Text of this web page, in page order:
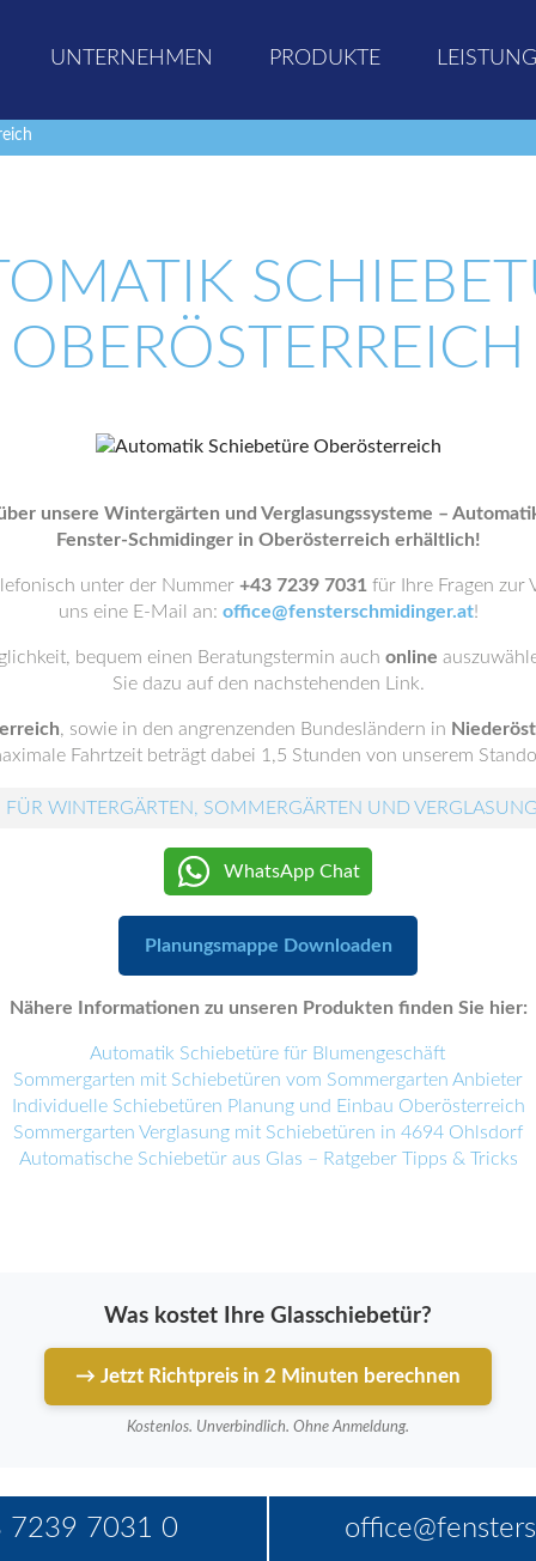
UNTERNEHMEN PRODUKTE
OBERÖSTERREICH
unsere Wintergärten und Verglasungssysteme –
Fenster-Schmidinger in Oberösterreich erhältlich!
unter der Nummer +43 7239 7031 für Ihre Fragen zur
uns eine E-Mail an: office@fensterschmidinger.at!
bequem einen Beratungstermin auch online
Sie dazu auf den nachstehenden Link.
, sowie in den angrenzenden Bundesländern in
Fahrtzeit beträgt dabei 1,5 Stunden von unserem
WINTERGÄRTEN, SOMMERGÄRTEN UND
WhatsApp Chat
Planungsmappe Downloaden
Nähere Informationen zu unseren Produkten finden Sie hier:
Automatik Schiebetüre für Blumengeschäft
Sommergarten mit Schiebetüren vom Sommergarten Anbieter
Individuelle Schiebetüren Planung und Einbau Oberösterreich
Sommergarten Verglasung mit Schiebetüren in 4694 Ohlsdorf
Automatische Schiebetür aus Glas – Ratgeber Tipps & Tricks
Was kostet Ihre Glasschiebetür?
→ Jetzt Richtpreis in 2 Minuten berechnen
Kostenlos. Unverbindlich. Ohne Anmeldung.
7239 7031 0